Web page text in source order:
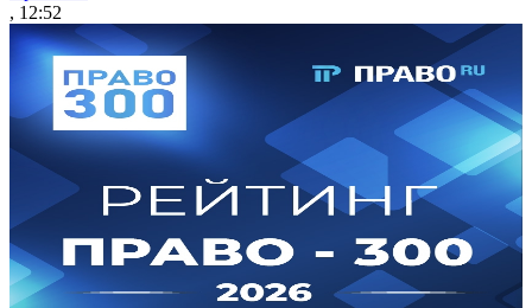
, 12:52